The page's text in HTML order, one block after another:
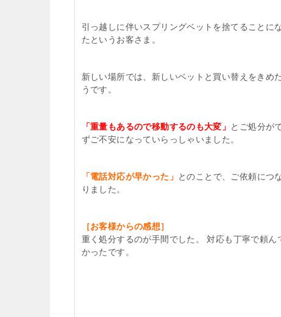
引っ越しに伴いスプリングベットを捨てることに
たというお客さま。
新しい場所では、新しいベットと買い替えをきめ
うです。
「重量もあるので移動するのも大変」 とご処分が
ずご不安になっていらっしゃいました。
「電話対応が早かった」 とのことで、ご依頼につ
りました。
［お客様からの感想］
重く処分するのが手間でした。 対応も丁寧で頼ん
かったです。